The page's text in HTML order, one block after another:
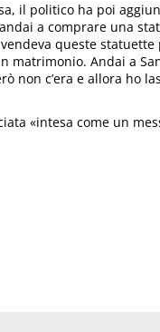
il politico ha poi
a comprare una
queste statuette
matrimonio. Andai a
non c’era e allora ho
«intesa come un